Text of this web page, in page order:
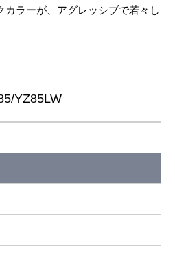
カラーが、アグレッシブで若々し
YZ85LW